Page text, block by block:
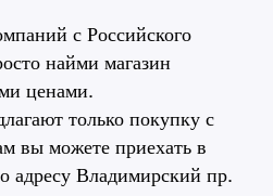
с Российского
найми магазин
ценами.
только покупку с
вы можете приехать в
адресу Владимирский пр.